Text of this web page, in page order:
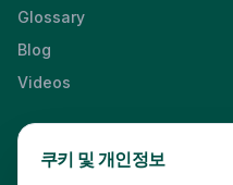
Glossary
Blog
Videos
쿠키 및 개인정보